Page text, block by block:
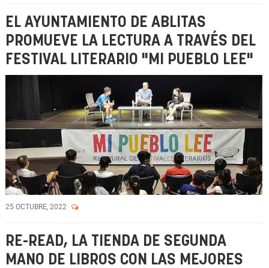
EL AYUNTAMIENTO DE ABLITAS
PROMUEVE LA LECTURA A TRAVÉS DEL
FESTIVAL LITERARIO "MI PUEBLO LEE"
25 OCTUBRE, 2022
RE-READ, LA TIENDA DE SEGUNDA
MANO DE LIBROS CON LAS MEJORES